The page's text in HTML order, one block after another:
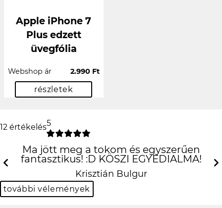
Apple iPhone 7
Plus edzett
üvegfólia
Webshop ár 2.990 Ft
részletek
12 értékelés5
Ma jött meg a tokom és egyszerűen
fantasztikus! :D KÖSZI EGYEDIALMA!
Krisztián Bulgur